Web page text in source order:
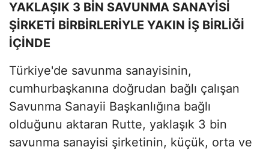
YAKLAŞIK 3 BİN SAVUNMA SANAYİSİ
ŞİRKETİ BİRBİRLERİYLE YAKIN İŞ BİRLİĞİ
İÇİNDE
Türkiye'de savunma sanayisinin,
cumhurbaşkanına doğrudan bağlı çalışan
Savunma Sanayii Başkanlığına bağlı
olduğunu aktaran Rutte, yaklaşık 3 bin
savunma sanayisi şirketinin, küçük, orta ve